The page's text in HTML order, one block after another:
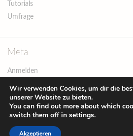
Tutorials
Umfrage
Meta
Anmelden
Kommentar-Feed
WordPress.org
Wir verwenden Cookies, um dir die
unserer Website zu bieten.
You can find out more about which
switch them off in settings.
Akzeptieren